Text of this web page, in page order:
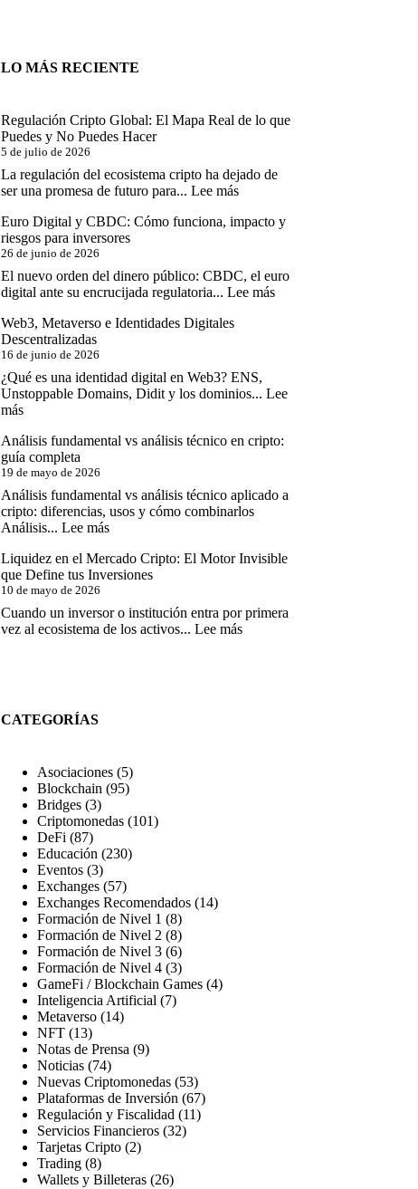
LO MÁS RECIENTE
Regulación Cripto Global: El Mapa Real de lo que
Puedes y No Puedes Hacer
5 de julio de 2026
La regulación del ecosistema cripto ha dejado de
ser una promesa de futuro para...Lee más:
Cripto
Mapa
Real
y
No
Puedes
Euro Digital y CBDC: Cómo funciona, impacto y
riesgos para inversores
26 de junio de 2026
El nuevo orden del dinero público: CBDC, el euro
digital ante su encrucijada regulatoria...Lee más:
funciona,
riesgos
Web3, Metaverso e Identidades Digitales
Descentralizadas
16 de junio de 2026
¿Qué es una identidad digital en Web3? ENS,
Unstoppable Domains, Didit y los dominios...Lee
más:
Metaverso
e
Identidades
Digitales
Descentralizadas
Análisis fundamental vs análisis técnico en cripto:
guía completa
19 de mayo de 2026
Análisis fundamental vs análisis técnico aplicado a
cripto: diferencias, usos y cómo combinarlos
Análisis...Lee más:
fundamental
vs
técnico
en
Liquidez en el Mercado Cripto: El Motor Invisible
que Define tus Inversiones
10 de mayo de 2026
Cuando un inversor o institución entra por primera
vez al ecosistema de los activos...Lee más:
CATEGORÍAS
Asociaciones (5)
Blockchain (95)
Bridges (3)
Criptomonedas (101)
DeFi (87)
Educación (230)
Eventos (3)
Exchanges (57)
Exchanges Recomendados (14)
Formación de Nivel 1 (8)
Formación de Nivel 2 (8)
Formación de Nivel 3 (6)
Formación de Nivel 4 (3)
GameFi / Blockchain Games (4)
Inteligencia Artificial (7)
Metaverso (14)
NFT (13)
Notas de Prensa (9)
Noticias (74)
Nuevas Criptomonedas (53)
Plataformas de Inversión (67)
Regulación y Fiscalidad (11)
Servicios Financieros (32)
Tarjetas Cripto (2)
Trading (8)
Wallets y Billeteras (26)